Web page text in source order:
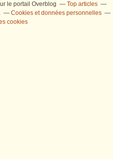
le portail Overblog
Top articles
Cookies et données personnelles
cookies